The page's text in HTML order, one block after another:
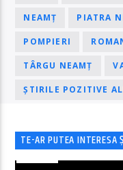
NEAMȚ PIATRA
POMPIERI
TÂRGU NEAMȚ
ȘTIRILE POZITIVE
TE-AR PUTEA INTERESA